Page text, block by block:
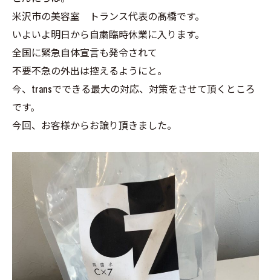
米沢市の美容室 トランス代表の髙橋です。
いよいよ明日から自粛臨時休業に入ります。
全国に緊急自体宣言も発令されて
不要不急の外出は控えるようにと。
今、transでできる最大の対応、対策をさせて頂くところ
です。
今回、お客様からお譲り頂きました。